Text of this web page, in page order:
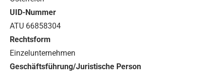
UID-Nummer
ATU 66858304
Rechtsform
Einzelunternehmen
Geschäftsführung/Juristische Person